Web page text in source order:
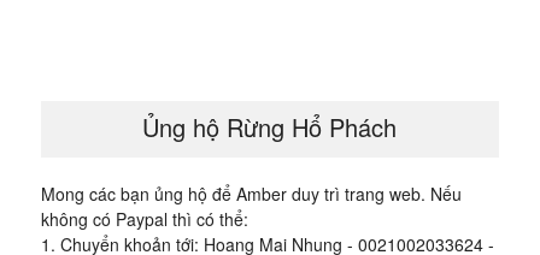
Ủng hộ Rừng Hổ Phách
Mong các bạn ủng hộ để Amber duy trì trang web. Nếu
không có Paypal thì có thể:
1. Chuyển khoản tới: Hoang Mai Nhung - 0021002033624 -